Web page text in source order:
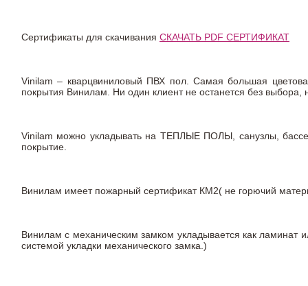
Сертификаты для скачивания СКАЧАТЬ PDF СЕРТИФИКАТ
Vinilam – кварцвиниловый ПВХ пол. Самая большая
покрытия Винилам. Ни один клиент не останется без
Vinilam можно укладывать на ТЕПЛЫЕ ПОЛЫ, санузлы,
покрытие.
Винилам имеет пожарный сертификат КМ2( не горючий
Винилам с механическим замком укладывается как ламинат
системой укладки механического замка.)